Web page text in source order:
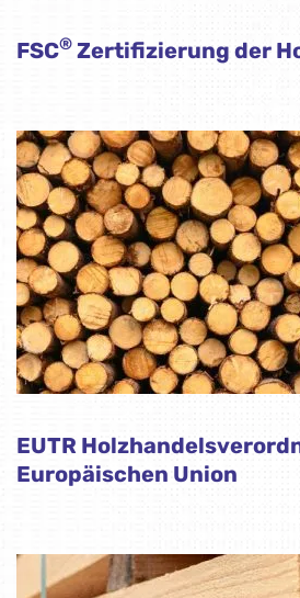
FSC® Zertifizierung der
EUTR
Europäischen Union